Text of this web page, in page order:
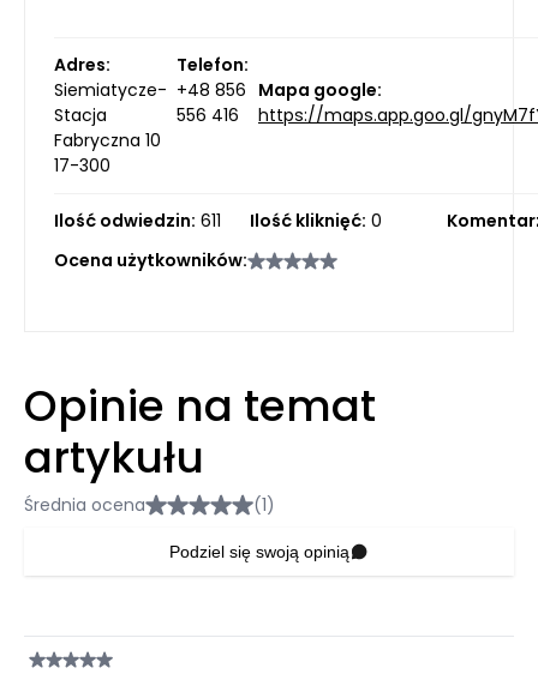
Adres:
Siemiatycze-
Stacja
Fabryczna 10
17-300
Telefon:
+48 856
556 416
Mapa google:
https://maps.app.goo.gl/
Ilość odwiedzin: 611 Ilość kliknięć: 0
Ocena użytkowników:
Opinie na temat
artykułu
Średnia ocena (1)
Podziel się swoją opinią